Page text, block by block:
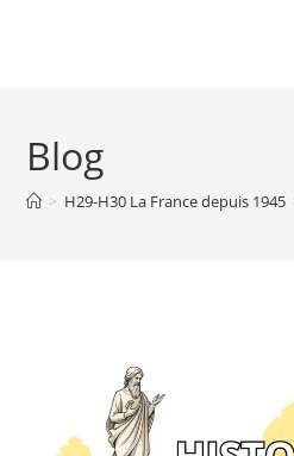
Blog
> H29-H30 La France depuis 1945